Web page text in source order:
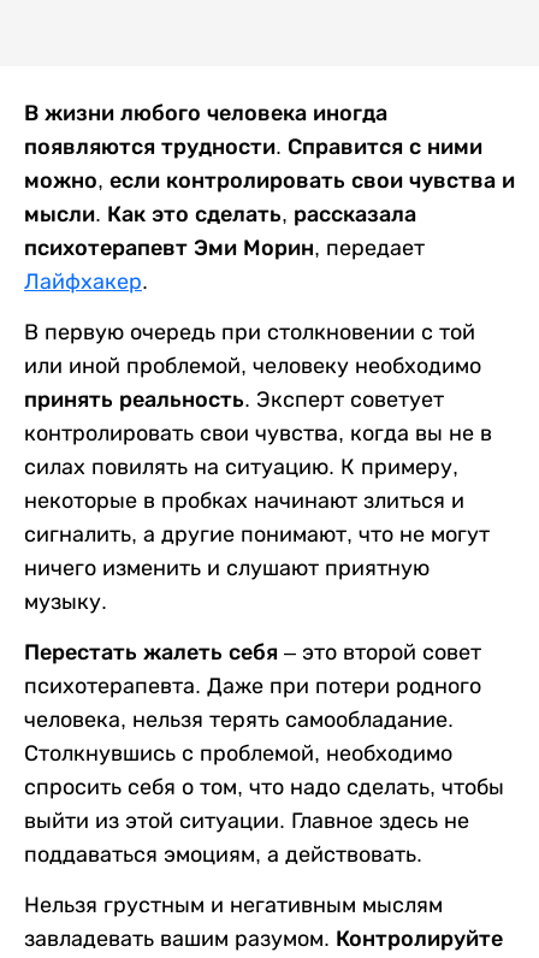
В жизни любого человека иногда
появляются трудности. Справится с ними
можно, если контролировать свои чувства и
мысли. Как это сделать, рассказала
психотерапевт Эми Морин, передает
Лайфхакер.
В первую очередь при столкновении с той
или иной проблемой, человеку необходимо
принять реальность. Эксперт советует
контролировать свои чувства, когда вы не в
силах повилять на ситуацию. К примеру,
некоторые в пробках начинают злиться и
сигналить, а другие понимают, что не могут
ничего изменить и слушают приятную
музыку.
Перестать жалеть себя – это второй совет
психотерапевта. Даже при потери родного
человека, нельзя терять самообладание.
Столкнувшись с проблемой, необходимо
спросить себя о том, что надо сделать, чтобы
выйти из этой ситуации. Главное здесь не
поддаваться эмоциям, а действовать.
Нельзя грустным и негативным мыслям
завладевать вашим разумом. Контролируйте